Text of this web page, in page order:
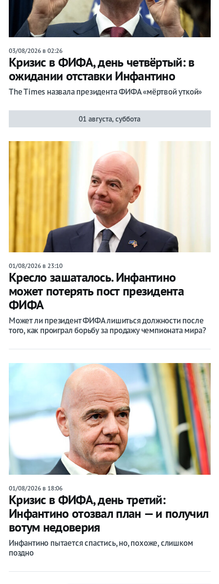
03/08/2026 в 02:26
Кризис в ФИФА, день четвёртый: в
ожидании отставки Инфантино
The Times назвала президента ФИФА «мёртвой уткой»
01 августа, суббота
01/08/2026 в 23:10
Кресло зашаталось. Инфантино
может потерять пост президента
ФИФА
Может ли президент ФИФА лишиться должности после
того, как проиграл борьбу за продажу чемпионата мира?
01/08/2026 в 18:06
Кризис в ФИФА, день третий:
Инфантино отозвал план — и получил
вотум недоверия
Инфантино пытается спастись, но, похоже, слишком
поздно